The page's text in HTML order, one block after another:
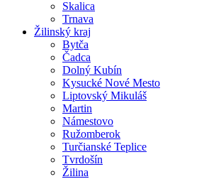
Skalica
Trnava
Žilinský kraj
Bytča
Čadca
Dolný Kubín
Kysucké Nové Mesto
Liptovský Mikuláš
Martin
Námestovo
Ružomberok
Turčianské Teplice
Tvrdošín
Žilina